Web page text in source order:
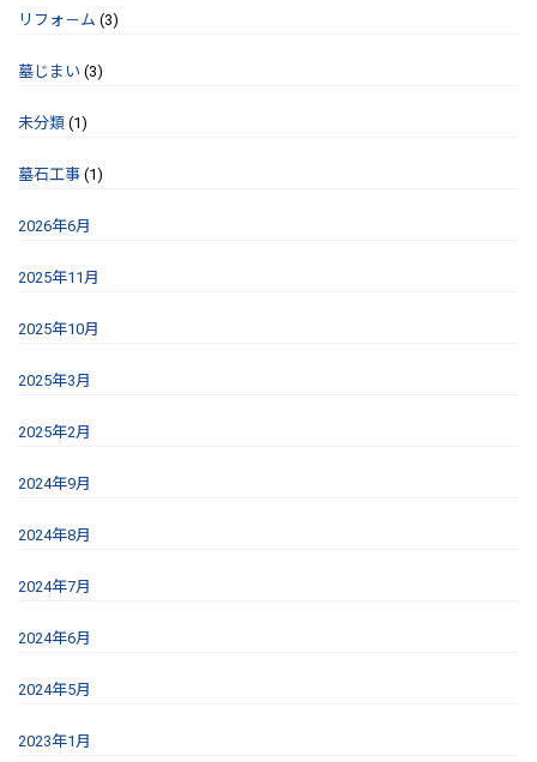
リフォ－ム (3)
墓じまい (3)
未分類 (1)
墓石工事 (1)
2026年6月
2025年11月
2025年10月
2025年3月
2025年2月
2024年9月
2024年8月
2024年7月
2024年6月
2024年5月
2023年1月